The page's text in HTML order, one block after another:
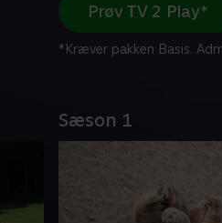
Prøv TV 2 Play*
*Kræver pakken Basis.
Sæson 1